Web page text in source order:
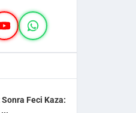
Feci Kaza: